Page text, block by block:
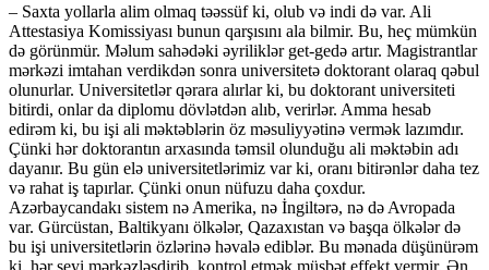
– Saxta yollarla alim olmaq təəssüf ki, olub və indi də var. Ali
Attestasiya Komissiyası bunun qarşısını ala bilmir. Bu, heç mümkün
də görünmür. Məlum sahədəki əyriliklər get-gedə artır. Magistrantlar
mərkəzi imtahan verdikdən sonra universitetə doktorant olaraq qəbul
olunurlar. Universitetlər qərara alırlar ki, bu doktorant universiteti
bitirdi, onlar da diplomu dövlətdən alıb, verirlər. Amma hesab
edirəm ki, bu işi ali məktəblərin öz məsuliyyətinə vermək lazımdır.
Çünki hər doktorantın arxasında təmsil olunduğu ali məktəbin adı
dayanır. Bu gün elə universitetlərimiz var ki, oranı bitirənlər daha tez
və rahat iş tapırlar. Çünki onun nüfuzu daha çoxdur.
Azərbaycandakı sistem nə Amerika, nə İngiltərə, nə də Avropada
var. Gürcüstan, Baltikyanı ölkələr, Qazaxıstan və başqa ölkələr də
bu işi universitetlərin özlərinə həvalə ediblər. Bu mənada düşünürəm
ki, hər şeyi mərkəzləşdirib, kontrol etmək müsbət effekt vermir. Ən